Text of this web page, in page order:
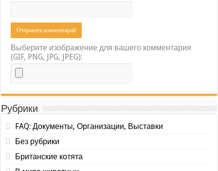
Выберите изображение для вашего комментария
(GIF, PNG, JPG, JPEG):
Рубрики
FAQ: Документы, Организации, Выставки
Без рубрики
Британские котята